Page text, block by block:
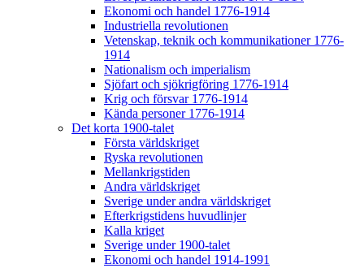
Ekonomi och handel 1776-1914
Industriella revolutionen
Vetenskap, teknik och kommunikationer 1776-
1914
Nationalism och imperialism
Sjöfart och sjökrigföring 1776-1914
Krig och försvar 1776-1914
Kända personer 1776-1914
Det korta 1900-talet
Första världskriget
Ryska revolutionen
Mellankrigstiden
Andra världskriget
Sverige under andra världskriget
Efterkrigstidens huvudlinjer
Kalla kriget
Sverige under 1900-talet
Ekonomi och handel 1914-1991